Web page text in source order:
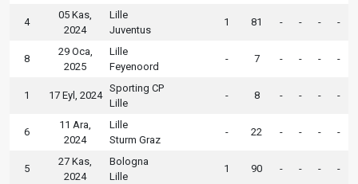
4
05 Kas,
2024
Lille
Juventus
1 81 - - - -
8
29 Oca,
2025
Lille
Feyenoord
- 7 - - - -
1 17 Eyl, 2024
Sporting CP
Lille
- 8 - - - -
6
11 Ara,
2024
Lille
Sturm Graz
- 22 - - - -
5
27 Kas,
2024
Bologna
Lille
1 90 - - - -